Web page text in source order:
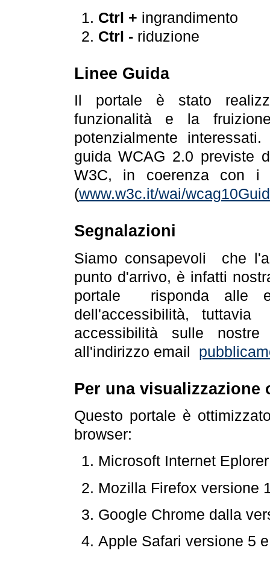
Ctrl + ingrandimento
Ctrl -riduzione
Linee Guida
Il portale è stato
funzionalità e la
potenzialmente
guida WCAG 2.0 previste
W3C, in coerenza con i
(www.w3c.it/wai/
Segnalazioni
Siamo consapevoli che
punto d'arrivo, è infatti
portale risponda alle
dell'accessibilità,
accessibilità sulle
all'indirizzo email
Per una visualizzazione
Questo portale è
browser:
Microsoft Internet
Mozilla Firefox versione
Google Chrome dalla
Apple Safari versione 5